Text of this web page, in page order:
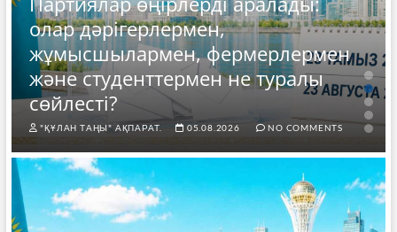
олар дәрігерлермен,
жұмысшылармен, фермерлермен
және студенттермен не туралы
сөйлесті?
"ҚҰЛАН ТАҢЫ" АҚПАРАТ. 05.08.2026 NO COMMENTS